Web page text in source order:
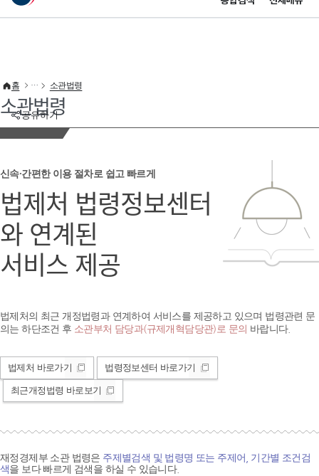
이 누리집은 대한민국 공식 전자정부 누리집입니다.
공유하기
홈 소관법령
소관법령
신속·간편한 이용 절차로 쉽고 빠르게
법제처 법령정보센터
와 연계된
서비스 제공
법제처의 최근 개정법령과 연계하여 서비스를 제공하고 있으며 법령관련 문
의는 하단조건 후 소관부처 담당과(규제개혁담당관)로 문의 바랍니다.
법제처 바로가기 법령정보센터 바로가기
최근개정법령 바로보기
재정경제부 소관 법령은 주제별검색 및 법령명 또는 주제어, 기간별 조건검
색을 보다 빠르게 검색을 하실 수 있습니다.